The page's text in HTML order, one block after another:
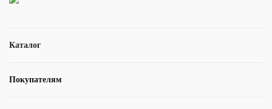
Каталог
Покупателям